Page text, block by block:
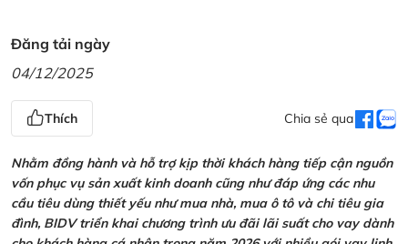
Đăng tải ngày
04/12/2025
Thích Chia sẻ qua
Nhằm đồng hành và hỗ trợ kịp thời khách hàng tiếp cận nguồn
vốn phục vụ sản xuất kinh doanh cũng như đáp ứng các nhu
cầu tiêu dùng thiết yếu như mua nhà, mua ô tô và chi tiêu gia
đình, BIDV triển khai chương trình ưu đãi lãi suất cho vay dành